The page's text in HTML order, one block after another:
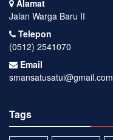
Alamat
Jalan Warga Baru II
Telepon
(0512) 2541070
Email
smansatusatui@gmail.com
Tags